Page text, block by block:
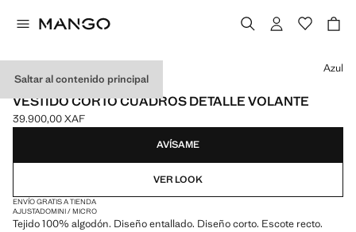
Saltar al contenido principal
MANGO STARRING HAILEY BIEBER
VESTIDO CORTO CUADROS DETALLE VOLANTE
Precio actual [39.900,00 XAF ]
39.900,00 XAF
Selecciona un color
Azul
AVÍSAME
VER LOOK
ENVÍO GRATIS A TIENDA
AJUSTADOMINI / MICRO
Tejido 100% algodón. Diseño entallado. Diseño corto. Escote recto.